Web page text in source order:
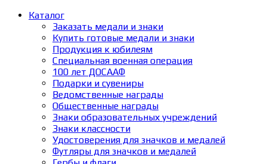
Каталог
Заказать медали и знаки
Купить готовые медали и знаки
Продукция к юбилеям
Специальная военная операция
100 лет ДОСААФ
Подарки и сувениры
Ведомственные награды
Общественные награды
Знаки образовательных учреждений
Знаки классности
Удостоверения для значков и медалей
Футляры для значков и медалей